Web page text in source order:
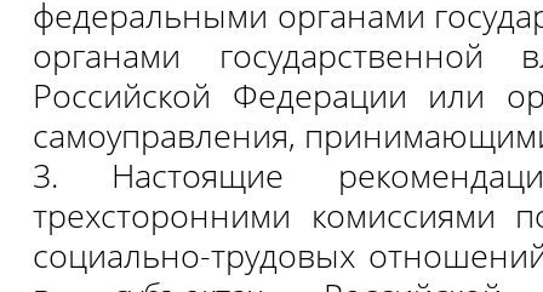
федеральными органами
органами государственной
Российской Федерации или
самоуправления,
3. Настоящие
трехсторонними комиссиями
социально-трудовых